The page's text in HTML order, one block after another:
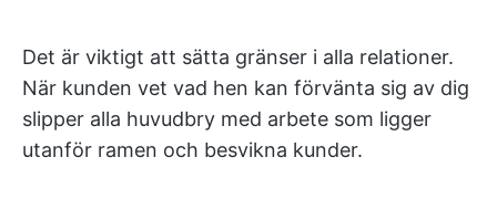
Det är viktigt att sätta gränser i alla relationer.
När kunden vet vad hen kan förvänta sig av dig
slipper alla huvudbry med arbete som ligger
utanför ramen och besvikna kunder.